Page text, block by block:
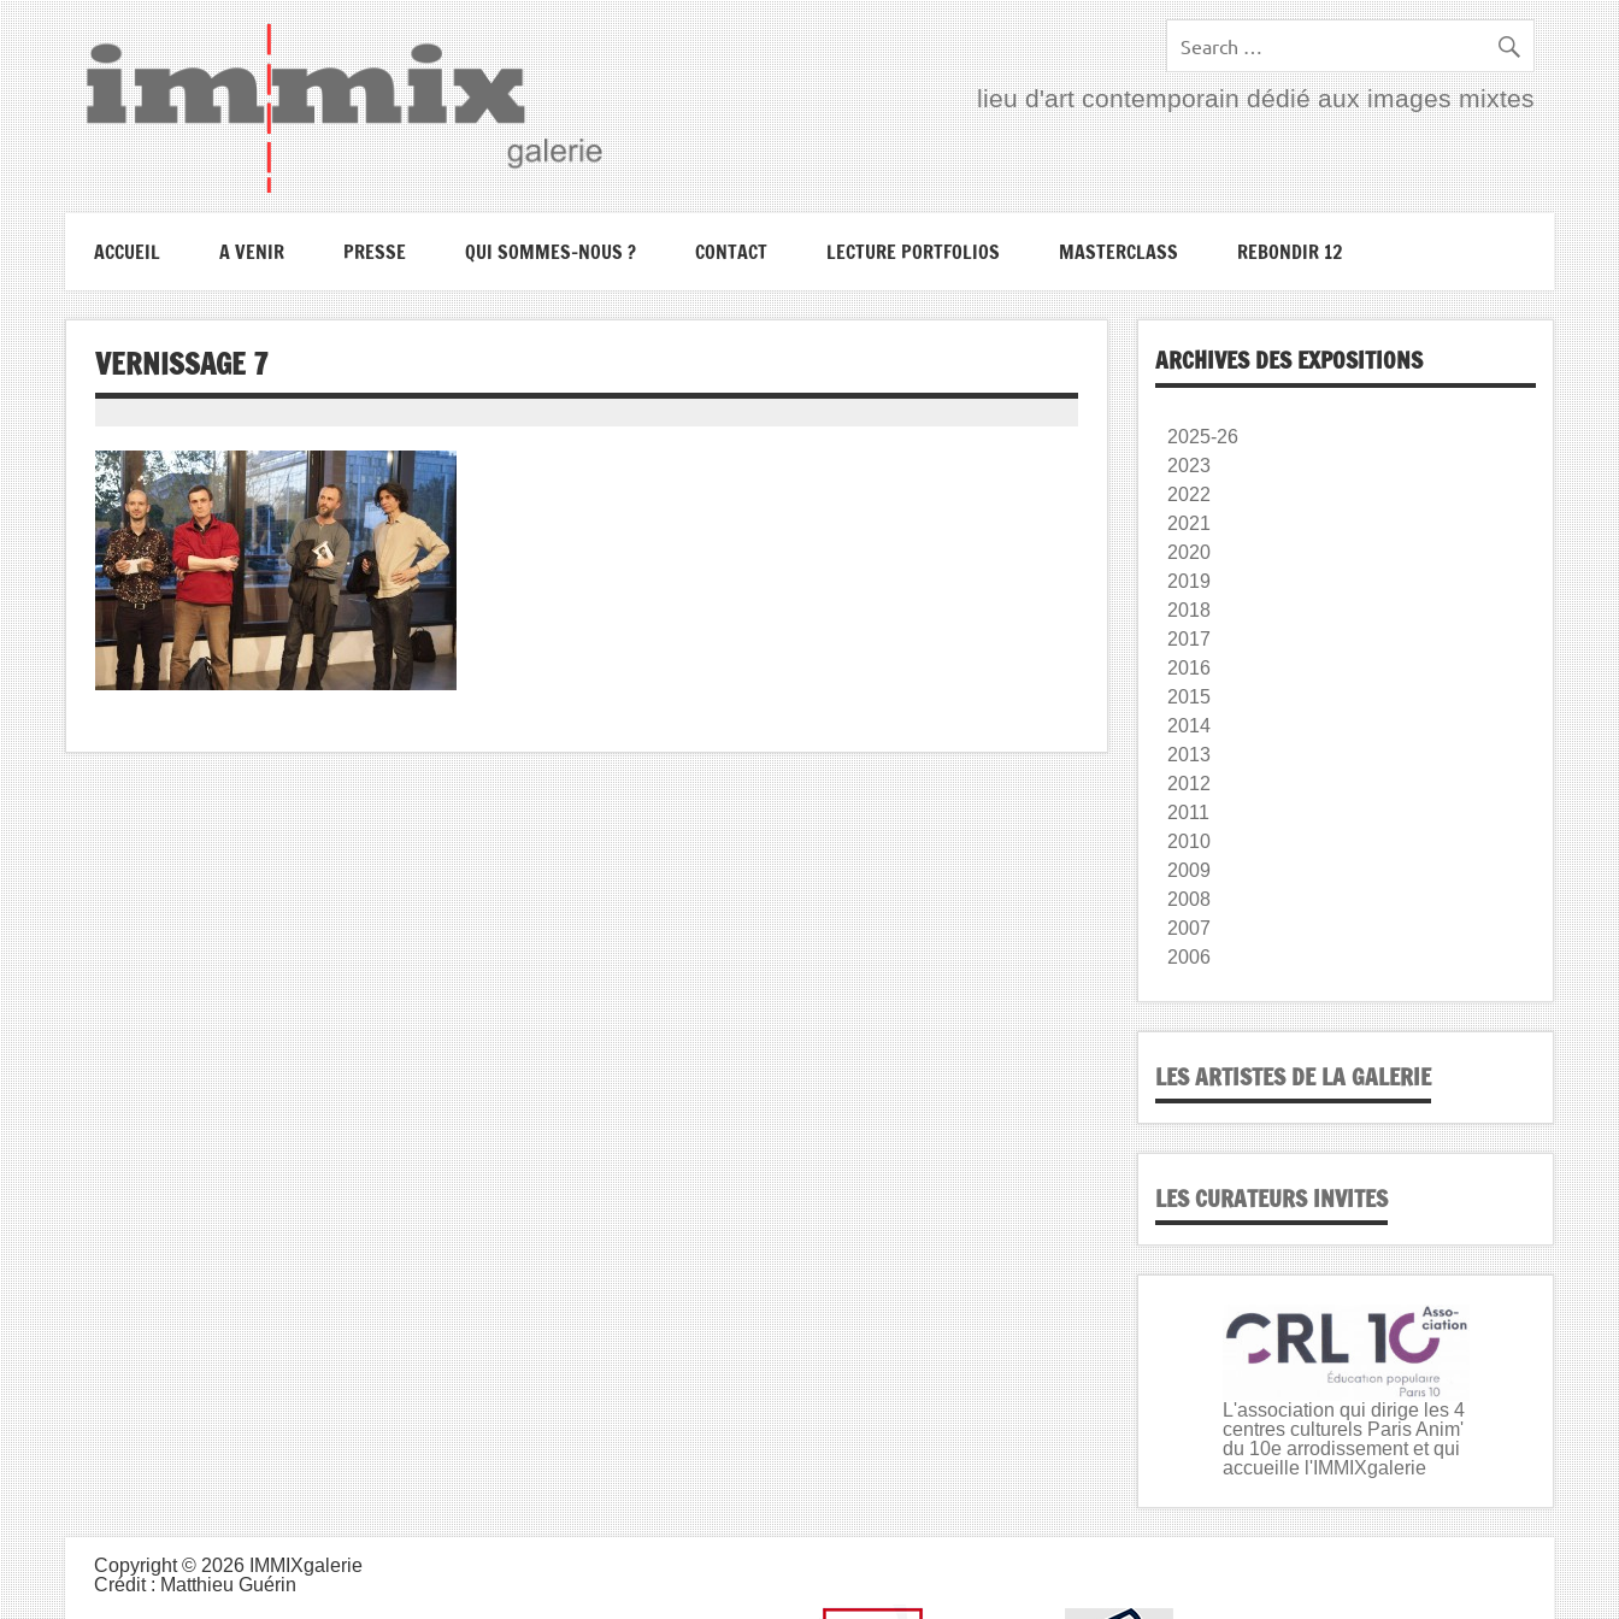
lieu d'art contemporain dédié aux images mixtes
ACCUEIL A VENIR PRESSE QUI SOMMES-NOUS ? CONTACT LECTURE PORTFOLIOS MASTERCLASS REBONDIR 12
VERNISSAGE 7 ARCHIVES DES EXPOSITIONS
2025-26
2023
2022
2021
2020
2019
2018
2017
2016
2015
2014
2013
2012
2011
2010
2009
2008
2007
2006
LES ARTISTES DE LA GALERIE
LES CURATEURS INVITES
L'association qui dirige les 4
centres culturels Paris Anim'
du 10e arrodissement et qui
accueille l'IMMIXgalerie
Copyright © 2026 IMMIXgalerie
Crédit : Matthieu Guérin